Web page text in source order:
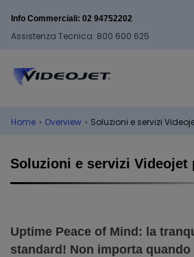
Info Commerciali: 02 94752202
Assistenza Tecnica: 800 600 625
Home › Overview › Soluzioni e servizi
Soluzioni e servizi Videojet
Uptime Peace of Mind: la
standard! Non importa quando